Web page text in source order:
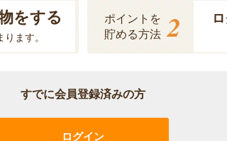
をする
ます。
ポイントを
貯める方法 2
すでに会員登録済みの方
ログイン